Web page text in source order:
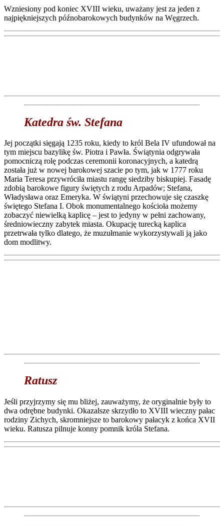
Wzniesiony pod koniec XVIII wieku, uważany jest za jeden z
najpiękniejszych późnobarokowych budynków na Węgrzech.
Katedra św. Stefana
Jej początki sięgają 1235 roku, kiedy to król Bela IV ufundował na
tym miejscu bazylikę św. Piotra i Pawła. Świątynia odgrywała
pomocniczą rolę podczas ceremonii koronacyjnych, a katedrą
została już w nowej barokowej szacie po tym, jak w 1777 roku
Maria Teresa przywróciła miastu rangę siedziby biskupiej. Fasadę
zdobią barokowe figury świętych z rodu Arpadów; Stefana,
Władysława oraz Emeryka. W świątyni przechowuje się czaszkę
świętego Stefana I. Obok monumentalnego kościoła możemy
zobaczyć niewielką kaplicę – jest to jedyny w pełni zachowany,
średniowieczny zabytek miasta. Okupację turecką kaplica
przetrwała tylko dlatego, że muzułmanie wykorzystywali ją jako
dom modlitwy.
Ratusz
Jeśli przyjrzymy się mu bliżej, zauważymy, że oryginalnie były to
dwa odrębne budynki. Okazalsze skrzydło to XVIII wieczny pałac
rodziny Zichych, skromniejsze to barokowy pałacyk z końca XVII
wieku. Ratusza pilnuje konny pomnik króla Stefana.